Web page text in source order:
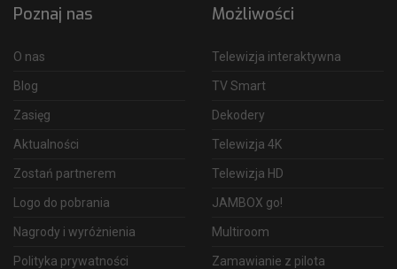
Poznaj nas
O nas
Blog
Zasięg
Aktualności
Zostań partnerem
Logo do pobrania
Nagrody i wyróżnienia
Polityka prywatności
Możliwości
Telewizja interaktywna
TV Smart
Dekodery
Telewizja 4K
Telewizja HD
JAMBOX go!
Multiroom
Zamawianie z pilota